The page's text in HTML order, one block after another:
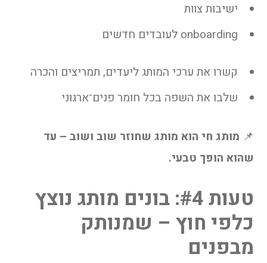
ישיבות צוות
onboarding לעובדים חדשים
קשרו את ערכי המותג ליעדים, תמריצים והכרה
שלבו את השפה בכל חומר פנים־ארגוני
📌 מותג חי הוא מותג שחוזר שוב ושוב – עד
שהוא הופך טבעי.
טעות #4: בונים מותג נוצץ
כלפי חוץ – שמנותק
מבפנים